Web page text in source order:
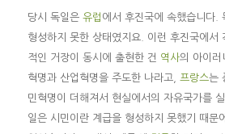
당시 독일은 유럽 에서 후진국에 속했습니다.
형성하지 못한 상태였지요. 이런 후진국에서
적인 거장이 동시에 출현한 건
역사의 아이러
혁명과 산업혁명을 주도한 나라고,
프랑스는
민혁명이 더해져서 현실에서의 자유국가를
일은 시민이란 계급을 형성하지 못했기 때문